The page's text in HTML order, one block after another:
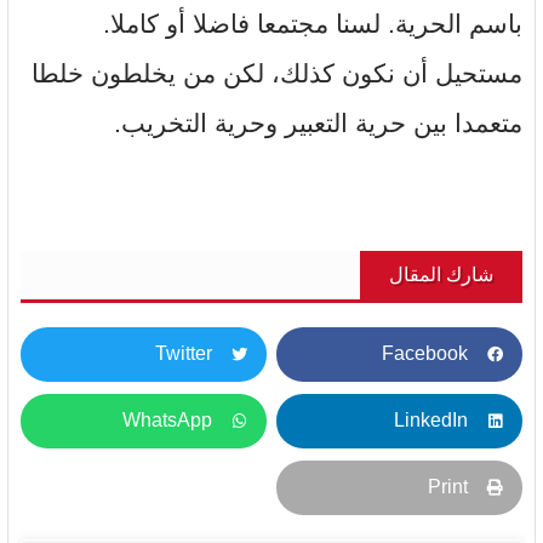
باسم الحرية. لسنا مجتمعا فاضلا أو كاملا.
مستحيل أن نكون كذلك، لكن من يخلطون خلطا
متعمدا بين حرية التعبير وحرية التخريب.
شارك المقال
Facebook
Twitter
LinkedIn
WhatsApp
Print